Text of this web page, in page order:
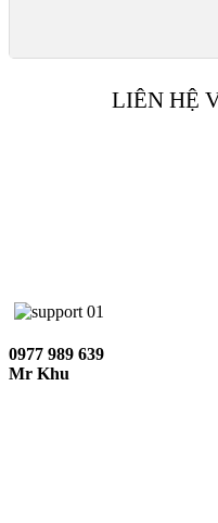
LIÊN HỆ
0977 989 639
Mr Khu